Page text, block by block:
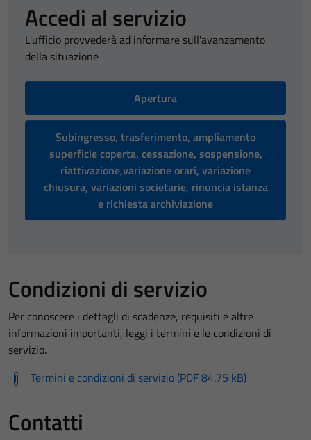
Accedi al servizio
L'ufficio provvederà ad informare sull'avanzamento
della situazione
Apertura
Subingresso, trasferimento, ampliamento
superficie coperta, cessazione, sospensione,
riattivazione,variazione orari, variazione
chiusura, variazioni societarie, rinuncia istanza
e richiesta archiviazione
Condizioni di servizio
Per conoscere i dettagli di scadenze, requisiti e altre
informazioni importanti, leggi i termini e le condizioni di
servizio.
Termini e condizioni di servizio (PDF 84.75 kB)
Contatti